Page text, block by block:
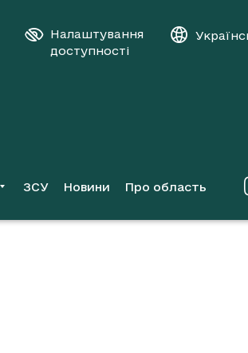
Налаштування
доступності
ЗСУ Новини Про область